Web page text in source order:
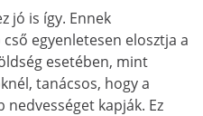
jó is így. Ennek
egyenletesen elosztja a
esetében, mint
tanácsos, hogy a
nedvességet kapják. Ez